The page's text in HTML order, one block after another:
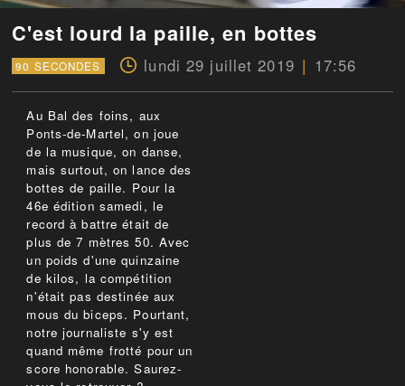
C'est lourd la paille, en bottes
90 SECONDES lundi 29 juillet 2019 17:56
Au Bal des foins, aux
Ponts-de-Martel, on joue
de la musique, on danse,
mais surtout, on lance des
bottes de paille. Pour la
46e édition samedi, le
record à battre était de
plus de 7 mètres 50. Avec
un poids d'une quinzaine
de kilos, la compétition
n'était pas destinée aux
mous du biceps. Pourtant,
notre journaliste s'y est
quand même frotté pour un
score honorable. Saurez-